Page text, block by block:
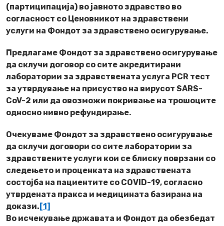
(партиципација) во јавното здравство во
согласност со Ценовникот на здравствени
услуги на Фондот за здравствено осигурување.
Предлагаме Фондот за здравствено осигурување
да склучи договор со сите акредитирани
лаборатории за здравствената услуга PCR тест
за утврдување на присуство на вирусот SARS-
CoV-2 или да овозможи покривање на трошоците
односно нивно рефундирање.
Очекуваме Фондот за здравствено осигурување
да склучи договори со сите лаборатории за
здравствените услуги кои се блиску поврзани со
следењето и проценката на здравствената
состојба на пациентите со COVID-19, согласно
утврдената пракса и медицината базирана на
докази. [1]
Во исчекување државата и Фондот да обезбедат